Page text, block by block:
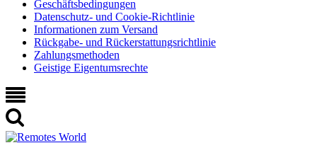
Geschäftsbedingungen
Datenschutz- und Cookie-Richtlinie
Informationen zum Versand
Rückgabe- und Rückerstattungsrichtlinie
Zahlungsmethoden
Geistige Eigentumsrechte